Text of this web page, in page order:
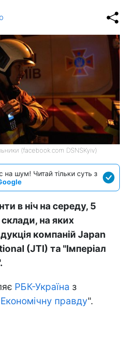
(facebook.com DSNSKyiv)
на шум! Читай тільки суть з
в ніч на середу, 5
на яких
компаній Japan
(JTI) та "Імперіал
РБК-Україна з
Економічну правду".